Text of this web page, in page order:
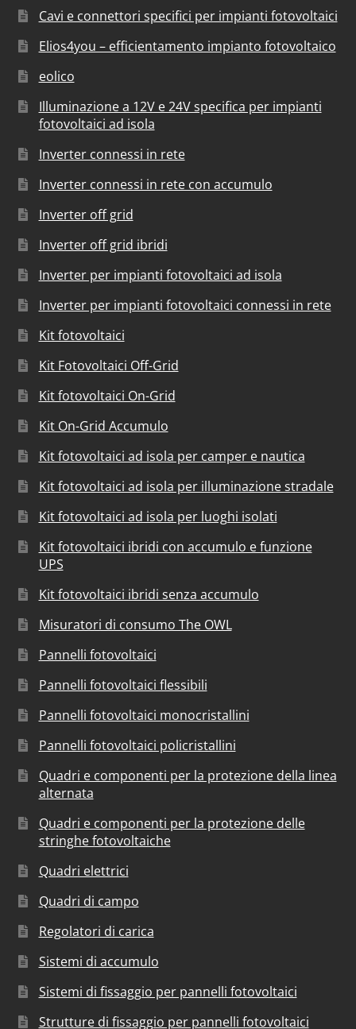
Cavi e connettori specifici per impianti fotovoltaici
Elios4you – efficientamento impianto fotovoltaico
eolico
Illuminazione a 12V e 24V specifica per impianti
fotovoltaici ad isola
Inverter connessi in rete
Inverter connessi in rete con accumulo
Inverter off grid
Inverter off grid ibridi
Inverter per impianti fotovoltaici ad isola
Inverter per impianti fotovoltaici connessi in rete
Kit fotovoltaici
Kit Fotovoltaici Off-Grid
Kit fotovoltaici On-Grid
Kit On-Grid Accumulo
Kit fotovoltaici ad isola per camper e nautica
Kit fotovoltaici ad isola per illuminazione stradale
Kit fotovoltaici ad isola per luoghi isolati
Kit fotovoltaici ibridi con accumulo e funzione
UPS
Kit fotovoltaici ibridi senza accumulo
Misuratori di consumo The OWL
Pannelli fotovoltaici
Pannelli fotovoltaici flessibili
Pannelli fotovoltaici monocristallini
Pannelli fotovoltaici policristallini
Quadri e componenti per la protezione della linea
alternata
Quadri e componenti per la protezione delle
stringhe fotovoltaiche
Quadri elettrici
Quadri di campo
Regolatori di carica
Sistemi di accumulo
Sistemi di fissaggio per pannelli fotovoltaici
Strutture di fissaggio per pannelli fotovoltaici